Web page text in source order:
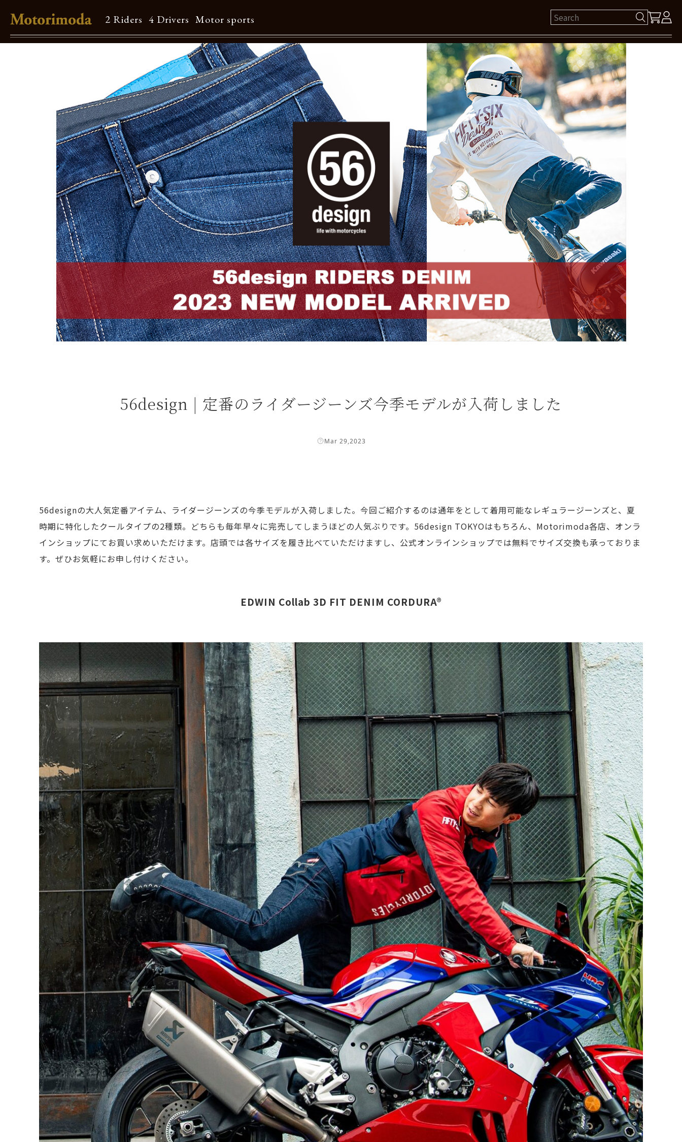
ゲスト 様
保有ポイント： pt
ログイン
2 Riders 4 Drivers Motor sports
店舗一覧
Brand
Brand list
Guide
ご利用ガイド
よくある質問
お問合せ
カタログダウンロード
リクルート
56design | 定番のライダージーンズ今季モデルが入荷しました
Mar 29,2023
56designの大人気定番アイテム、ライダージーンズの今季モデルが入荷しました。今回ご紹介するのは通年をとして着用可能なレギュラージーンズと、夏
時期に特化したクールタイプの2種類。どちらも毎年早々に完売してしまうほどの人気ぶりです。56design TOKYOはもちろん、Motorimoda各店、オンラ
インショップにてお買い求めいただけます。店頭では各サイズを履き比べていただけますし、公式オンラインショップでは無料でサイズ交換も承っておりま
す。ぜひお気軽にお申し付けください。
EDWIN Collab 3D FIT DENIM CORDURA®︎